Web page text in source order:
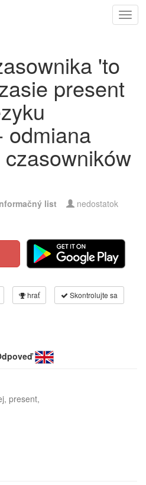
'to
present
odmiana
list nedostatok
hrať Skontrolujte sa
present,